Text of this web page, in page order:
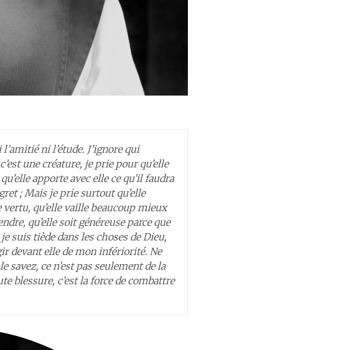
ni l’étude. J’ignore qui
une créature, je prie pour qu’elle
apporte avec elle ce qu’il faudra
; Mais je prie surtout qu’elle
vertu, qu’elle vaille beaucoup mieux
qu’elle soit généreuse parce que
suis tiède dans les choses de Dieu,
devant elle de mon infériorité. Ne
savez, ce n’est pas seulement de la
blessure, c’est la force de combattre